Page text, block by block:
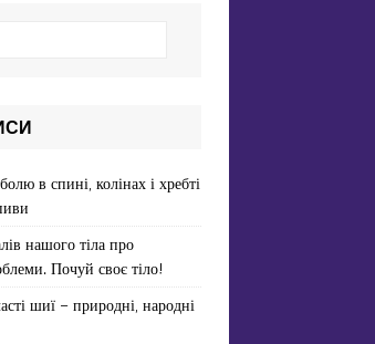
в спині, колінах і хребті
нашого тіла про
Почуй своє тіло!
шиї – природні, народні